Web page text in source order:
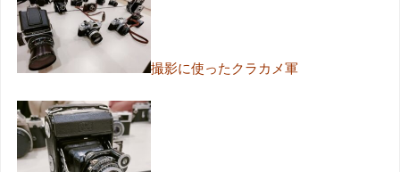
撮影に使ったクラカメ軍